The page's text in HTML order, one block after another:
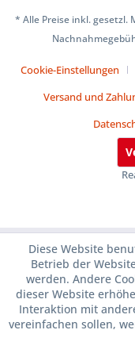
* Alle Preise inkl. gesetzl.
Cookie-Einstellungen
Versand und
Diese Website
Betrieb der
werden. Andere
dieser Website
Interaktion mit
vereinfachen sollen,